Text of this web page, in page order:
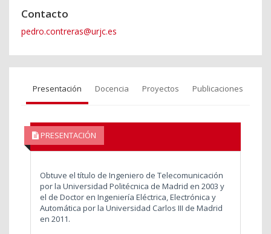
Contacto
pedro.contreras@urjc.es
Presentación Docencia Proyectos Publicaciones
PRESENTACIÓN
Obtuve el título de Ingeniero de Telecomunicación
por la Universidad Politécnica de Madrid en 2003 y
el de Doctor en Ingeniería Eléctrica, Electrónica y
Automática por la Universidad Carlos III de Madrid
en 2011.